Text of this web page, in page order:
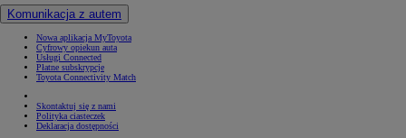
Komunikacja z autem
Nowa aplikacja MyToyota
Cyfrowy opiekun auta
Usługi Connected
Płatne subskrypcje
Toyota Connectivity Match
Skontaktuj się z nami
Polityka ciasteczek
Deklaracja dostępności